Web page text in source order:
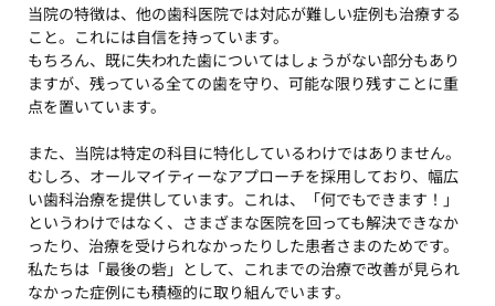
当院の特徴は、他の歯科医院では対応が難しい症例も治療する
こと。これには自信を持っています。
もちろん、既に失われた歯についてはしょうがない部分もあり
ますが、残っている全ての歯を守り、可能な限り残すことに重
点を置いています。
また、当院は特定の科目に特化しているわけではありません。
むしろ、オールマイティーなアプローチを採用しており、幅広
い歯科治療を提供しています。これは、「何でもできます！」
というわけではなく、さまざまな医院を回っても解決できなか
ったり、治療を受けられなかったりした患者さまのためです。
私たちは「最後の砦」として、これまでの治療で改善が見られ
なかった症例にも積極的に取り組んでいます。